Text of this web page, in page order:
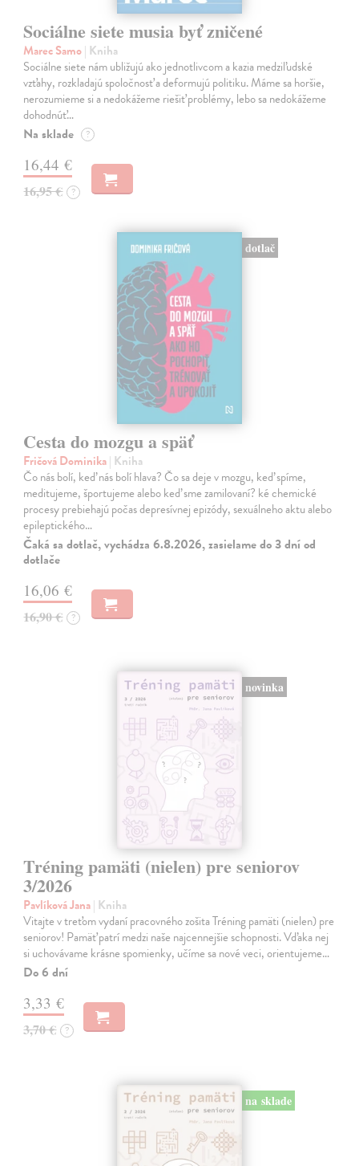
Sociálne siete musia byť zničené
Marec Samo| Kniha
Sociálne siete nám ubližujú ako jednotlivcom a kazia medziľudské
vzťahy, rozkladajú spoločnosť a deformujú politiku. Máme sa horšie,
nerozumieme si a nedokážeme riešiť problémy, lebo sa nedokážeme
dohodnúť…
Na sklade ?
16,44 €
16,95 € ?
dotlač
Cesta do mozgu a späť
Fričová Dominika| Kniha
Čo nás bolí, keď nás bolí hlava? Čo sa deje v mozgu, keď spíme,
meditujeme, športujeme alebo keď sme zamilovaní? ké chemické
procesy prebiehajú počas depresívnej epizódy, sexuálneho aktu alebo
epileptického…
Čaká sa dotlač, vychádza 6.8.2026, zasielame do 3 dní od
dotlače
16,06 €
16,90 € ?
novinka
Tréning pamäti (nielen) pre seniorov
3/2026
Pavlíková Jana| Kniha
Vitajte v treťom vydaní pracovného zošita Tréning pamäti (nielen) pre
seniorov! Pamäť patrí medzi naše najcennejšie schopnosti. Vďaka nej
si uchovávame krásne spomienky, učíme sa nové veci, orientujeme…
Do 6 dní
3,33 €
3,70 € ?
na sklade